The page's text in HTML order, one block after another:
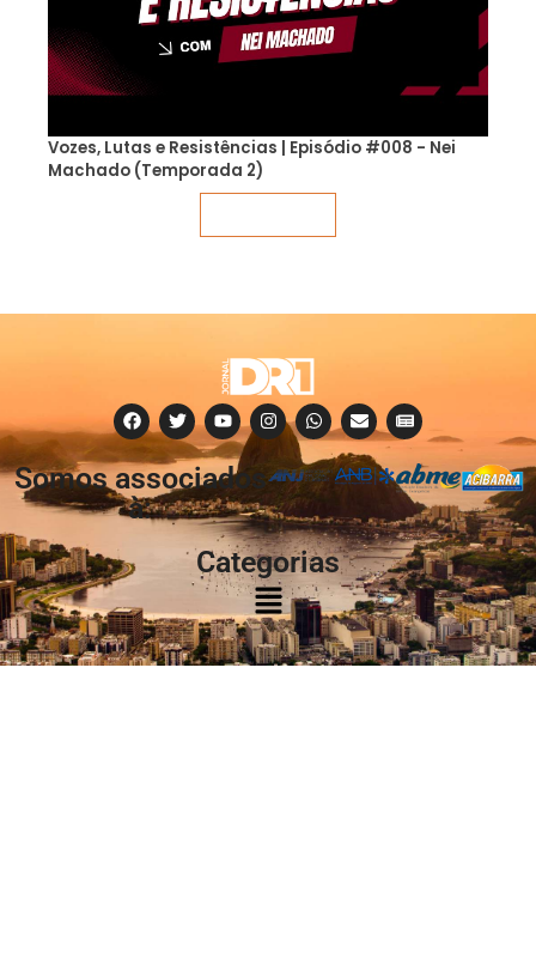
Vozes, Lutas e Resistências | Episódio #008 - Nei
Machado (Temporada 2)
Somos associados
à:
Categorias